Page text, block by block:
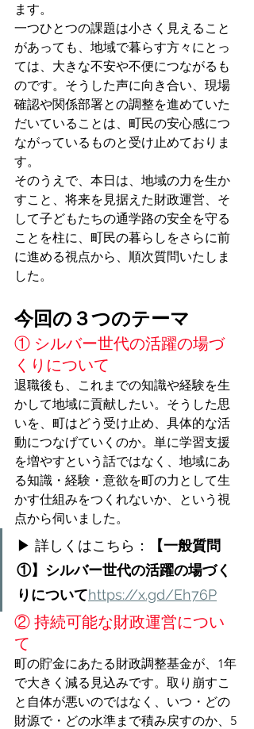
ます。
一つひとつの課題は小さく見えること
があっても、地域で暮らす方々にとっ
ては、大きな不安や不便につながるも
のです。そうした声に向き合い、現場
確認や関係部署との調整を進めていた
だいていることは、町民の安心感につ
ながっているものと受け止めておりま
す。
そのうえで、本日は、地域の力を生か
すこと、将来を見据えた財政運営、そ
して子どもたちの通学路の安全を守る
ことを柱に、町民の暮らしをさらに前
に進める視点から、順次質問いたしま
した。
今回の３つのテーマ
① シルバー世代の活躍の場づ
くりについて
退職後も、これまでの知識や経験を生
かして地域に貢献したい。そうした思
いを、町はどう受け止め、具体的な活
動につなげていくのか。単に学習支援
を増やすという話ではなく、地域にあ
る知識・経験・意欲を町の力として生
かす仕組みをつくれないか、という視
点から伺いました。
▶ 詳しくはこちら：
【一般質問
①】シルバー世代の活躍の場づく
りについてhttps://x.gd/Eh76P
② 持続可能な財政運営につい
て
町の貯金にあたる財政調整基金が、1年
で大きく減る見込みです。取り崩すこ
と自体が悪いのではなく、いつ・どの
財源で・どの水準まで積み戻すのか、5